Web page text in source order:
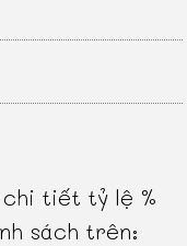
tiết tỷ lệ %
sách trên: